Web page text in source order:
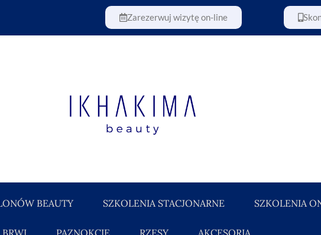
Zarezerwuj wizytę on-line
BEAUTY SZKOLENIA STACJONARNE SZKOLENIA
BRWI PAZNOKCIE RZĘSY AKCESORIA